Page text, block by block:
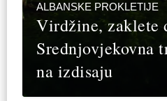
ALBANSKE PROKLETIJE
Virdžine, zaklete
Srednjovjekovna
na izdisaju